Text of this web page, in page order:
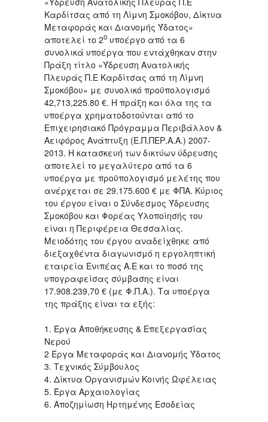
Καρδίτσας από τη Λίμνη Σμοκόβου, Δίκτυα
Μεταφοράς και Διανομής Ύδατος»
αποτελεί το 2ο υποέργο από τα 6
συνολικά υποέργα που εντάχθηκαν στην
Πράξη τίτλο «Ύδρευση Ανατολικής
Πλευράς Π.Ε Καρδίτσας από τη Λίμνη
Σμοκόβου» με συνολικό προϋπολογισμό
42,713,225.80 €. Η πράξη και όλα της τα
υποέργα χρηματοδοτούνται από το
Επιχειρησιακό Πρόγραμμα Περιβάλλον &
Αειφόρος Ανάπτυξη (Ε.Π.ΠΕΡ.Α.Α.) 2007-
2013. Η κατασκευή των δικτύων ύδρευσης
αποτελεί το μεγαλύτερο από τα 6
υποέργα με προϋπολογισμό μελέτης που
ανέρχεται σε 29.175.600 € με ΦΠΑ. Κύριος
του έργου είναι ο Σύνδεσμος Ύδρευσης
Σμοκόβου και Φορέας Υλοποίησής του
είναι η Περιφέρεια Θεσσαλίας.
Μειοδότης του έργου αναδείχθηκε από
διεξαχθέντα διαγωνισμό η εργοληπτική
εταιρεία Ενιπέας Α.Ε και το ποσό της
υπογραφείσας σύμβασης είναι
17.908.239,70 € (με Φ.Π.Α.). Τα υποέργα
της πράξης είναι τα εξής:
1. Έργα Αποθήκευσης & Επεξεργασίας
Νερού
2 Έργα Μεταφοράς και Διανομής Ύδατος
3. Τεχνικός Σύμβουλος
4. Δίκτυα Οργανισμών Κοινής Ωφέλειας
5. Έργα Αρχαιολογίας
6. Αποζημίωση Ηρτημένης Εσοδείας